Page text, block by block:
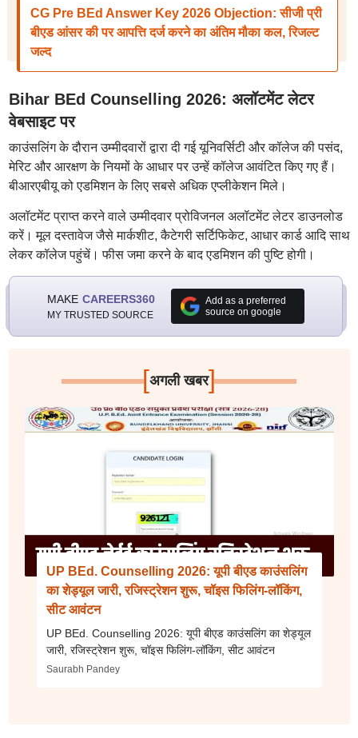
CG Pre BEd Answer Key 2026 Objection: सीजी प्री
बीएड आंसर की पर आपत्ति दर्ज करने का अंतिम मौका कल, रिजल्ट
जल्द
Bihar BEd Counselling 2026: अलॉटमेंट लेटर
वेबसाइट पर
काउंसलिंग के दौरान उम्मीदवारों द्वारा दी गई यूनिवर्सिटी और कॉलेज की पसंद,
मेरिट और आरक्षण के नियमों के आधार पर उन्हें कॉलेज आवंटित किए गए हैं।
बीआरएबीयू को एडमिशन के लिए सबसे अधिक एप्लीकेशन मिले।
अलॉटमेंट प्राप्त करने वाले उम्मीदवार प्रोविजनल अलॉटमेंट लेटर डाउनलोड
करें। मूल दस्तावेज जैसे मार्कशीट, कैटेगरी सर्टिफिकेट, आधार कार्ड आदि साथ
लेकर कॉलेज पहुंचें। फीस जमा करने के बाद एडमिशन की पुष्टि होगी।
MAKE CAREERS360
MY TRUSTED SOURCE
Add as a preferred
source on google
[अगली खबर]
UP BEd. Counselling 2026: यूपी बीएड काउंसलिंग
का शेड्यूल जारी, रजिस्ट्रेशन शुरू, चॉइस फिलिंग-लॉकिंग,
सीट आवंटन
UP BEd. Counselling 2026: यूपी बीएड काउंसलिंग का शेड्यूल
जारी, रजिस्ट्रेशन शुरू, चॉइस फिलिंग-लॉकिंग, सीट आवंटन
Saurabh Pandey